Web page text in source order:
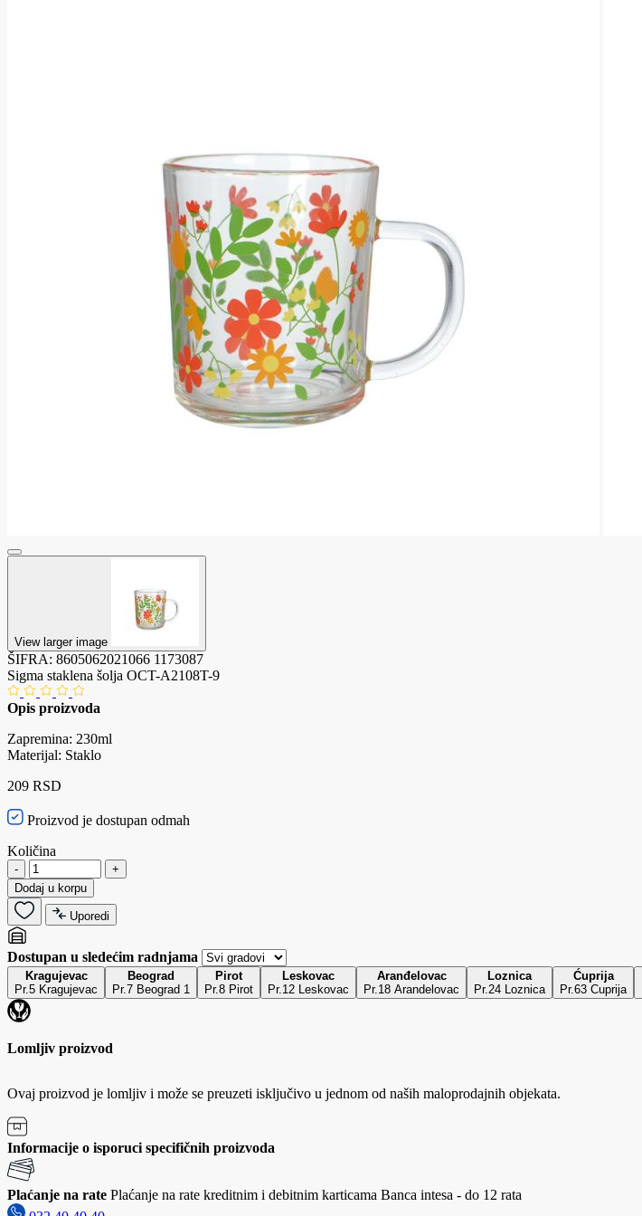
View larger image
ŠIFRA: 8605062021066 1173087
Sigma staklena šolja OCT-A2108T-9
Opis proizvoda
Zapremina: 230ml
Materijal: Staklo
209 RSD
Proizvod je dostupan odmah
Količina
-
+
Dodaj u korpu
Uporedi
Dostupan u sledećim radnjama
Kragujevac
Pr.5 Kragujevac
Beograd
Pr.7 Beograd 1
Pirot
Pr.8 Pirot
Leskovac
Pr.12 Leskovac
Aranđelovac
Pr.18 Arandelovac
Loznica
Pr.24 Loznica
Ćuprija
Pr.63 Cuprija
Lomljiv proizvod
Ovaj proizvod je lomljiv i može se preuzeti isključivo u jednom od naših maloprodajnih objekata.
Informacije o isporuci specifičnih proizvoda
Plaćanje na rate Plaćanje na rate kreditnim i debitnim karticama Banca intesa - do 12 rata